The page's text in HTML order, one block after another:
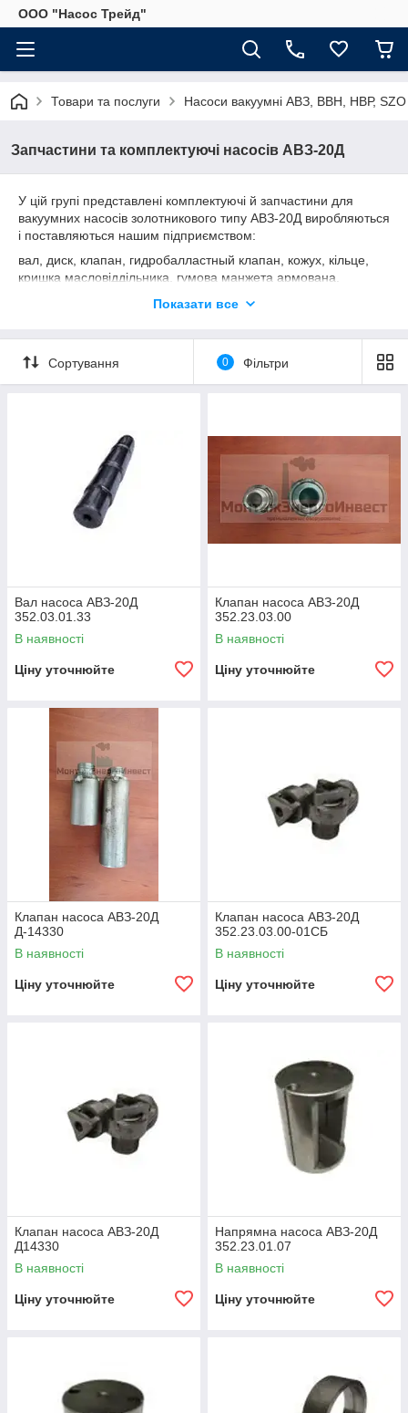
ООО "Насос Трейд"
Товари та послуги Насоси вакуумні АВЗ, ВВН, НВР, SZO
Запчастини та комплектуючі насосів АВЗ-20Д
У цій групі представлені комплектуючі й запчастини для
вакуумних насосів золотникового типу АВЗ-20Д виробляються
і поставляються нашим підприємством:
вал, диск, клапан, гидробалластный клапан, кожух, кільце,
кришка масловіддільника, гумова манжета армована,
Показати все
Сортування 0 Фільтри
Вал насоса АВЗ-20Д
352.03.01.33
В наявності
Ціну уточнюйте
Клапан насоса АВЗ-20Д
352.23.03.00
В наявності
Ціну уточнюйте
Клапан насоса АВЗ-20Д
Д-14330
В наявності
Ціну уточнюйте
Клапан насоса АВЗ-20Д
352.23.03.00-01СБ
В наявності
Ціну уточнюйте
Клапан насоса АВЗ-20Д
Д14330
В наявності
Ціну уточнюйте
Напрямна насоса АВЗ-20Д
352.23.01.07
В наявності
Ціну уточнюйте